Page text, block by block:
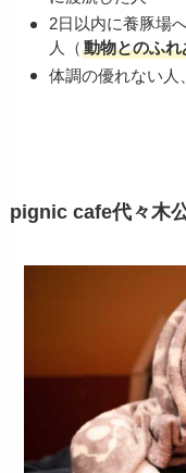
2日以内に養豚場
人（ 動物とのふ
体調の優れない人
pignic cafe代々木